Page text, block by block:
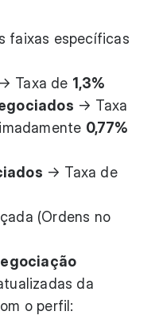
faixas específicas
→ Taxa de 1,3%
→ Taxa
0,77%
→ Taxa de
(Ordens no
da
o perfil: